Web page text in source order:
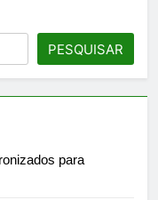
PESQUISAR
para